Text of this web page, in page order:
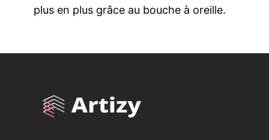
plus en plusgrâce au bouche à oreille.